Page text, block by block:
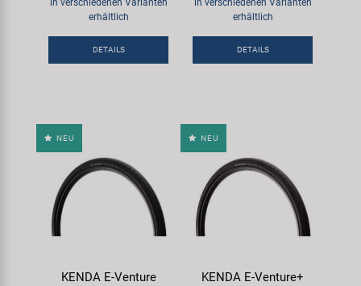
erhältlich
DETAILS
erhältlich
DETAILS
NEU
KENDA E-Venture
NEU
KENDA E-Venture+